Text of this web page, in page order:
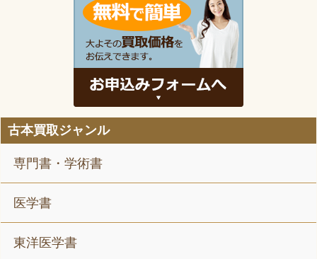
古本買取ジャンル
専門書・学術書
医学書
東洋医学書